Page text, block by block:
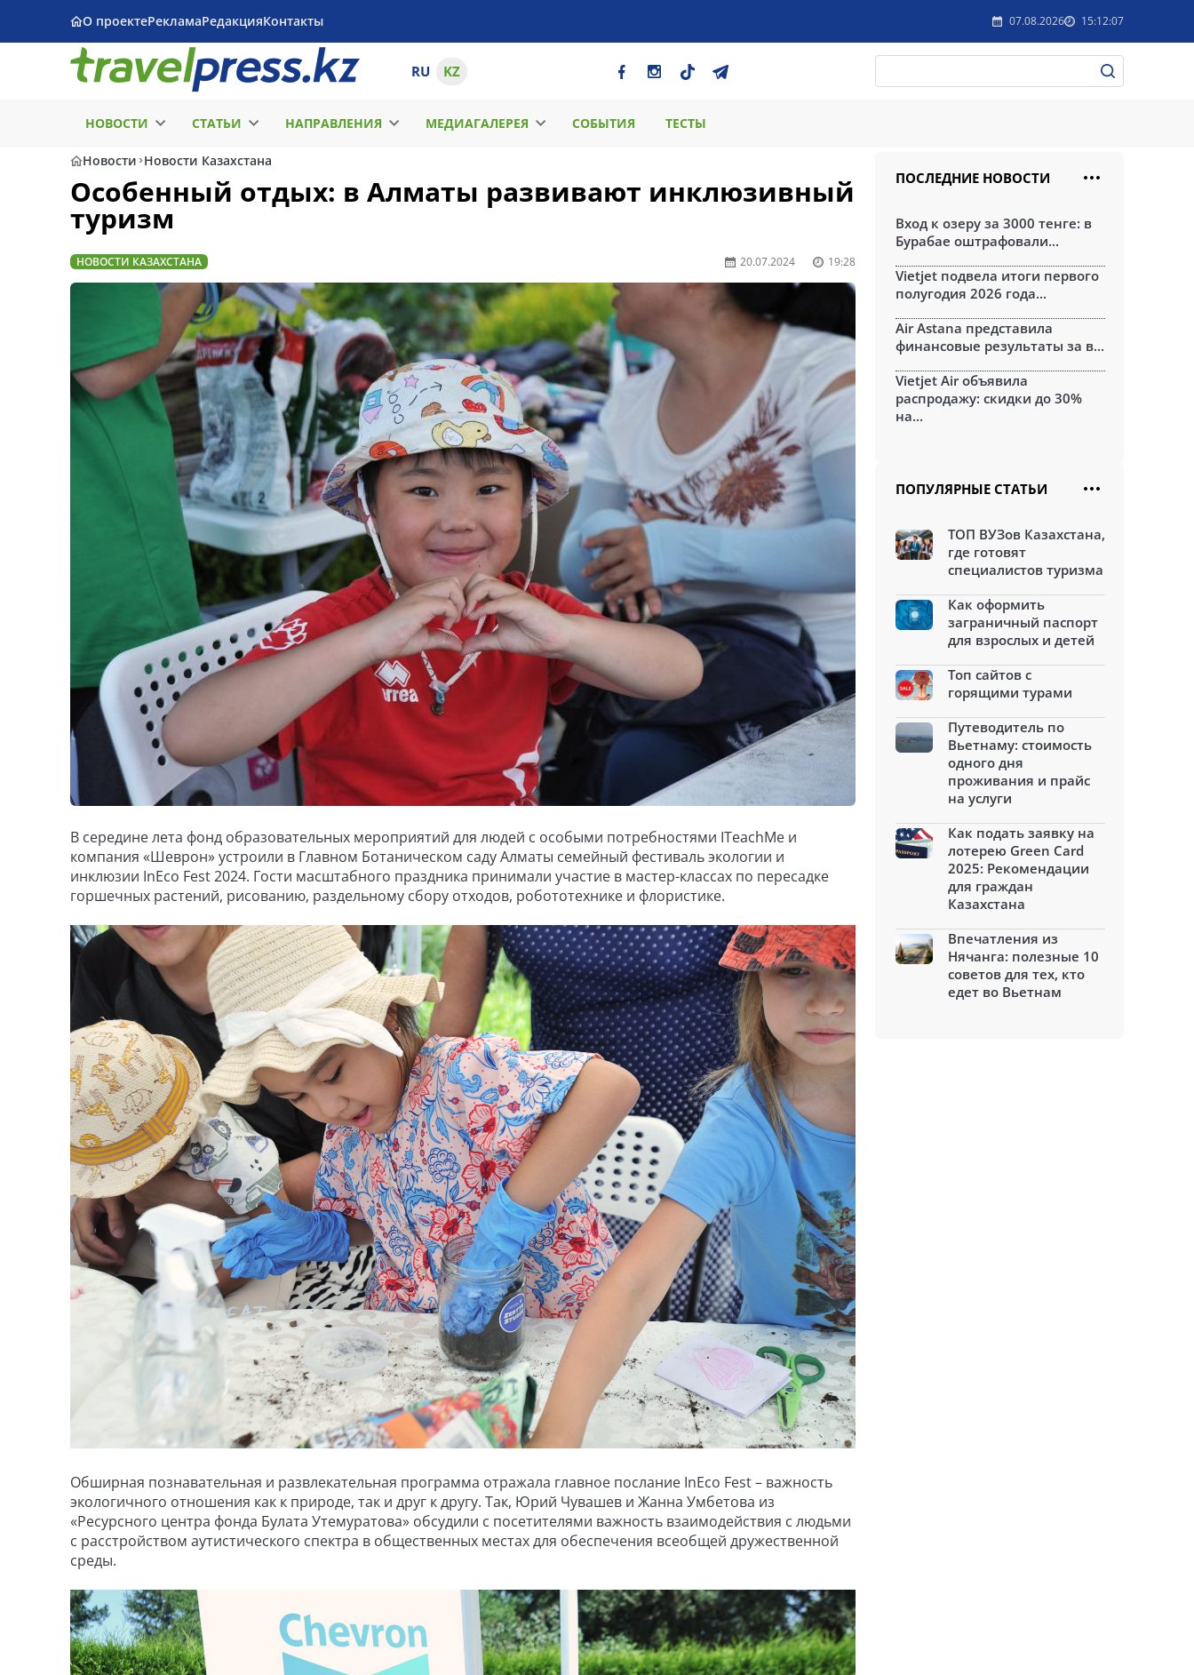
О проектеРекламаРедакцияКонтакты 07.08.2026 15:12:07
RU KZ
НОВОСТИ СТАТЬИ НАПРАВЛЕНИЯ МЕДИАГАЛЕРЕЯ СОБЫТИЯ ТЕСТЫ
Новости Новости Казахстана
Особенный отдых: в Алматы развивают инклюзивный
туризм
НОВОСТИ КАЗАХСТАНА 20.07.2024 19:28
В середине лета фонд образовательных мероприятий для людей с особыми потребностями ITeachMe и
компания «Шеврон» устроили в Главном Ботаническом саду Алматы семейный фестиваль экологии и
инклюзии InEco Fest 2024. Гости масштабного праздника принимали участие в мастер-классах по пересадке
горшечных растений, рисованию, раздельному сбору отходов, робототехнике и флористике.
Обширная познавательная и развлекательная программа отражала главное послание InEco Fest – важность
экологичного отношения как к природе, так и друг к другу. Так, Юрий Чувашев и Жанна Умбетова из
«Ресурсного центра фонда Булата Утемуратова» обсудили с посетителями важность взаимодействия с людьми
с расстройством аутистического спектра в общественных местах для обеспечения всеобщей дружественной
среды.
ПОСЛЕДНИЕ НОВОСТИ
Вход к озеру за 3000 тенге: в
Бурабае оштрафовали...
Vietjet подвела итоги первого
полугодия 2026 года...
Air Astana представила
финансовые результаты за в...
Vietjet Air объявила
распродажу: скидки до 30%
на...
ПОПУЛЯРНЫЕ СТАТЬИ
ТОП ВУЗов Казахстана,
где готовят
специалистов туризма
Как оформить
заграничный паспорт
для взрослых и детей
Топ сайтов с
горящими турами
Путеводитель по
Вьетнаму: стоимость
одного дня
проживания и прайс
на услуги
Как подать заявку на
лотерею Green Card
2025: Рекомендации
для граждан
Казахстана
Впечатления из
Нячанга: полезные 10
советов для тех, кто
едет во Вьетнам